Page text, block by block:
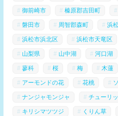
御前崎市 榛原郡吉田町
磐田市 周智郡森町 浜
浜松市浜北区 浜松市天竜区
山梨県 山中湖 河口湖
蓼科 桜 梅 木蓮
アーモンドの花 花桃
ナンジャモンジャ チューリ
キリシマツツジ くりん草